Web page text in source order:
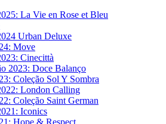
La Vie en Rose et Bleu
Urban Deluxe
Move
Cinecittà
2023: Doce Balanço
Coleção Sol Y Sombra
London Calling
Coleção Saint German
Iconics
Hope & Respect